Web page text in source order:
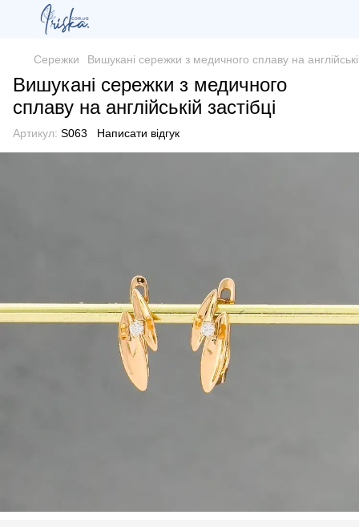
Сережки Вишукані сережки з медичного сплаву на
Вишукані сережки з медичного
сплаву на англійській застібці
Артикул: S063 Написати відгук